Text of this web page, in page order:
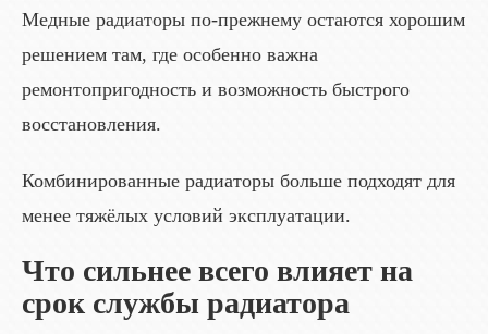
Медные радиаторы по-прежнему остаются хорошим
решением там, где особенно важна
ремонтопригодность и возможность быстрого
восстановления.
Комбинированные радиаторы больше подходят для
менее тяжёлых условий эксплуатации.
Что сильнее всего влияет на
срок службы радиатора